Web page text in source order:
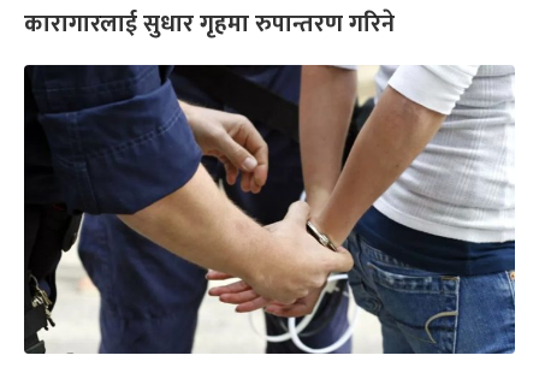
कारागारलाई सुधार गृहमा रुपान्तरण गरिने